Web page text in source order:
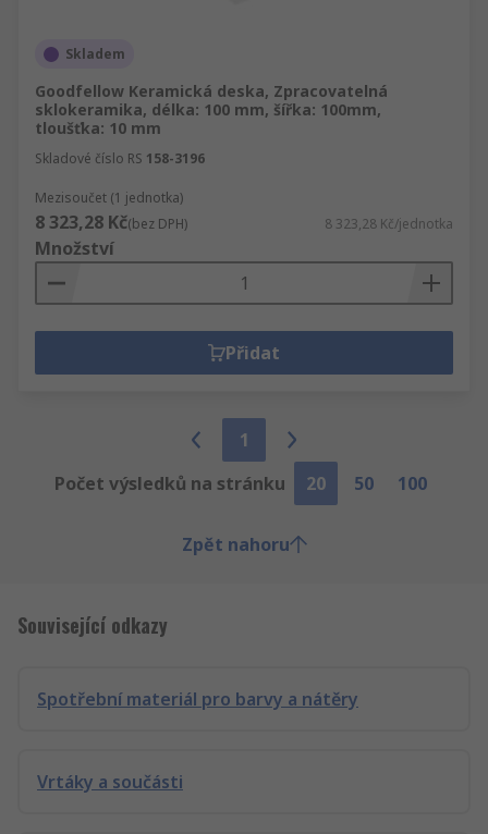
Skladem
Goodfellow Keramická deska, Zpracovatelná
sklokeramika, délka: 100 mm, šířka: 100mm,
tloušťka: 10 mm
Skladové číslo RS 158-3196
Mezisoučet (1 jednotka)
8 323,28 Kč(bez DPH) 8 323,28 Kč/jednotka
Množství
Přidat
1
Počet výsledků na stránku
20 50 100
Zpět nahoru
Související odkazy
Spotřební materiál pro barvy a nátěry
Vrtáky a součásti